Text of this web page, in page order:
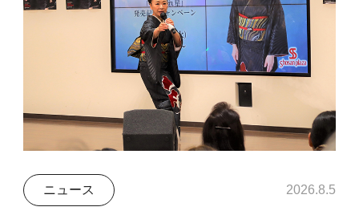
ニュース 2026.8.5